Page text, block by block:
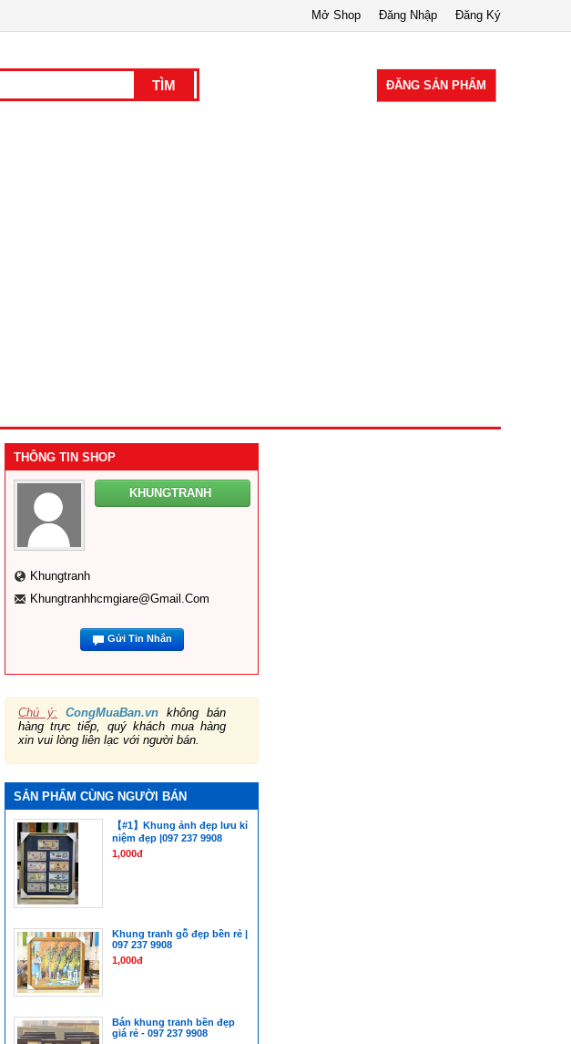
Đăng Ký
Đăng Nhập
Mở Shop
ĐĂNG SẢN PHẨM
THÔNG TIN SHOP
KHUNGTRANH
Khungtranh
Khungtranhhcmgiare@gmail.com
Gửi Tin Nhắn
Chú ý: CongMuaBan.vn không bán
hàng trực tiếp, quý khách mua hàng
xin vui lòng liên lạc với người bán.
SẢN PHẨM CÙNG NGƯỜI BÁN
【#1】Khung ảnh đẹp lưu kỉ
niệm đẹp |097 237 9908
1,000đ
Khung tranh gỗ đẹp bền rẻ |
097 237 9908
1,000đ
Bán khung tranh bền đẹp
giá rẻ - 097 237 9908